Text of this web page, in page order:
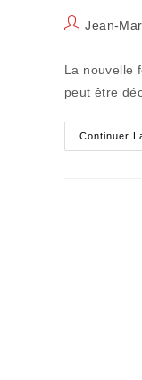
Auteur/
publication :
Jean-
La nouvelle
peut être
Continuer